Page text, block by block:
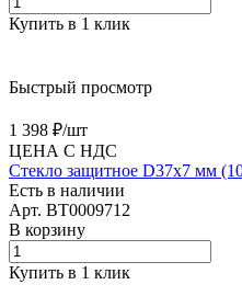
Купить в 1 клик
Быстрый просмотр
1 398 ₽/шт
ЦЕНА С НДС
Стекло защитное D37х7 мм
Есть в наличии
Арт. BT0009712
В корзину
Купить в 1 клик